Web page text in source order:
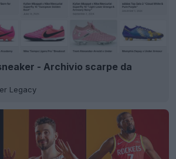
- Archivio scarpe da
Legacy